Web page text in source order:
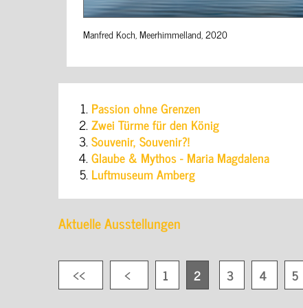
Manfred Koch, Meerhimmelland, 2020
Passion ohne Grenzen
Zwei Türme für den König
Souvenir, Souvenir?!
Glaube & Mythos - Maria Magdalena
Luftmuseum Amberg
Aktuelle Ausstellungen
1
2 3 4 5